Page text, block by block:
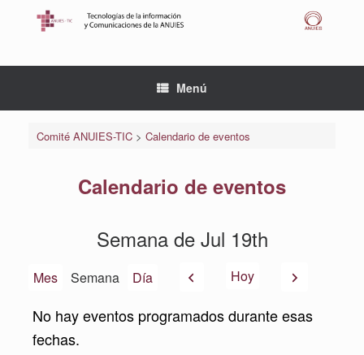
Menú
Comité ANUIES-TIC> Calendario de eventos
Calendario de eventos
Semana de Jul 19th
Mes Semana Día AnteriorHoy Siguiente
No hay eventos programados durante esas
fechas.